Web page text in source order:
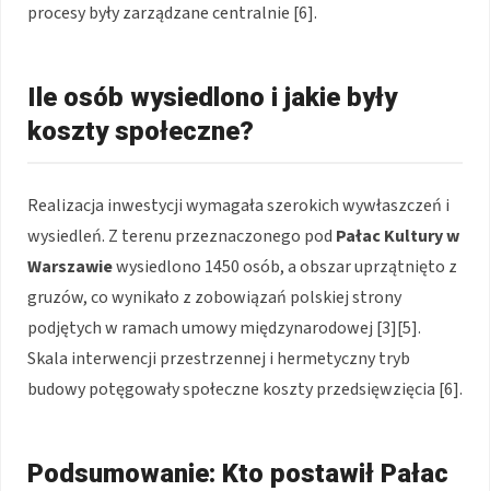
procesy były zarządzane centralnie [6].
Ile osób wysiedlono i jakie były
koszty społeczne?
Realizacja inwestycji wymagała szerokich wywłaszczeń i
wysiedleń. Z terenu przeznaczonego pod Pałac Kultury w
Warszawiewysiedlono 1450 osób, a obszar uprzątnięto z
gruzów, co wynikało z zobowiązań polskiej strony
podjętych w ramach umowy międzynarodowej [3][5].
Skala interwencji przestrzennej i hermetyczny tryb
budowy potęgowały społeczne koszty przedsięwzięcia [6].
Podsumowanie: Kto postawił Pałac